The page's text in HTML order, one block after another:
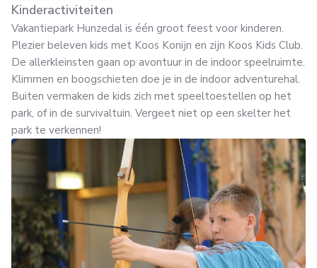
Kinderactiviteiten
Vakantiepark Hunzedal is één groot feest voor kinderen.
Plezier beleven kids met Koos Konijn en zijn Koos Kids Club.
De allerkleinsten gaan op avontuur in de indoor speelruimte.
Klimmen en boogschieten doe je in de indoor adventurehal.
Buiten vermaken de kids zich met speeltoestellen op het
park, of in de survivaltuin. Vergeet niet op een skelter het
park te verkennen!